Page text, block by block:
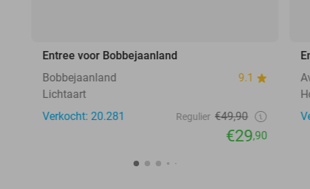
Entree voor Bobbejaanland
Bobbejaanland
9.1
Lichtaart
Verkocht: 20.281
Regulier €49,90
€29,90